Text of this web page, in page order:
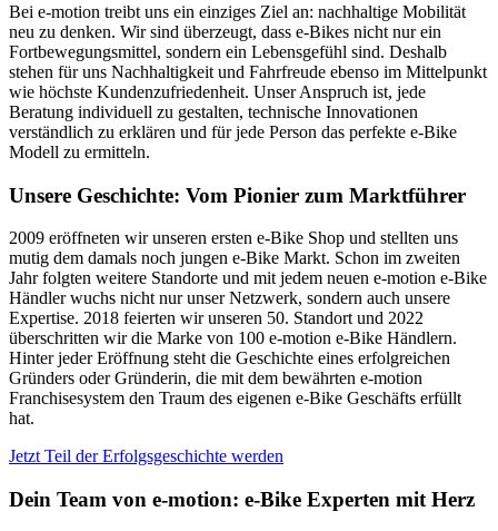
Bei e‑motion treibt uns ein einziges Ziel an: nachhaltige Mobilität
neu zu denken. Wir sind überzeugt, dass e‑Bikes nicht nur ein
Fortbewegungsmittel, sondern ein Lebensgefühl sind. Deshalb
stehen für uns Nachhaltigkeit und Fahrfreude ebenso im Mittelpunkt
wie höchste Kundenzufriedenheit. Unser Anspruch ist, jede
Beratung individuell zu gestalten, technische Innovationen
verständlich zu erklären und für jede Person das perfekte e-Bike
Modell zu ermitteln.
Unsere Geschichte: Vom Pionier zum Marktführer
2009 eröffneten wir unseren ersten e‑Bike Shop und stellten uns
mutig dem damals noch jungen e-Bike Markt. Schon im zweiten
Jahr folgten weitere Standorte und mit jedem neuen e-motion e-Bike
Händler wuchs nicht nur unser Netzwerk, sondern auch unsere
Expertise. 2018 feierten wir unseren 50. Standort und 2022
überschritten wir die Marke von 100 e-motion e-Bike Händlern.
Hinter jeder Eröffnung steht die Geschichte eines erfolgreichen
Gründers oder Gründerin, die mit dem bewährten e-motion
Franchisesystem den Traum des eigenen e-Bike Geschäfts erfüllt
hat.
Jetzt Teil der Erfolgsgeschichte werden
Dein Team von e-motion: e-Bike Experten mit Herz